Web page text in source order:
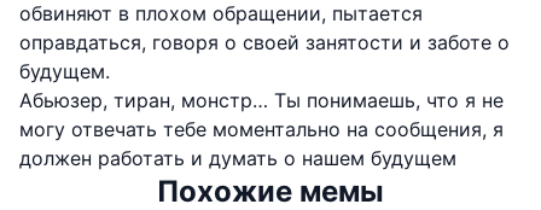
обвиняют в плохом обращении, пытается
оправдаться, говоря о своей занятости и заботе о
будущем.
Абьюзер, тиран, монстр… Ты понимаешь, что я не
могу отвечать тебе моментально на сообщения, я
должен работать и думать о нашем будущем
Похожие мемы